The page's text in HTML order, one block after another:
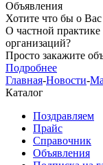
Объявления
Хотите что бы о Вас
О частной практике
организаций?
Просто закажите
Подробнее
Главная-Новости-
Каталог
Поздравляем
Прайс
Справочник
Объявления